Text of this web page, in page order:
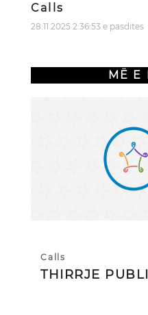
Calls
28.11.2025 2:36:53 e pasdites
MË E
Calls
THIRRJE